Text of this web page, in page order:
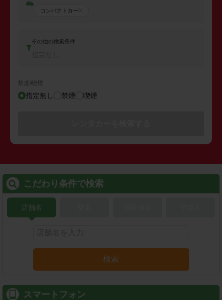
コンパクトカー
その他の検索条件
禁煙/喫煙
指定無し 禁煙 喫煙
こだわり条件で検索
店舗名
検索
スマートフォン